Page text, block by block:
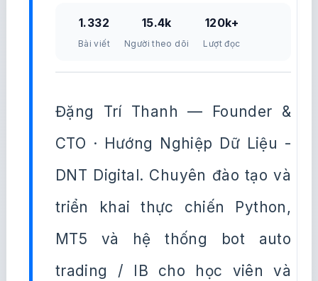
1.332
Bài viết
15.4k
Người theo dõi
120k+
Lượt đọc
Đặng Trí Thanh — Founder &
CTO · Hướng Nghiệp Dữ Liệu -
DNT Digital. Chuyên đào tạo và
triển khai thực chiến Python,
MT5 và hệ thống bot auto
trading / IB cho học viên và